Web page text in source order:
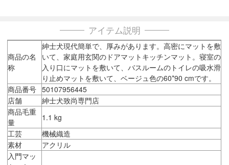
アイテム説明
商品の名
称
紳士犬現代簡単で、厚みがあります。高密にマットを敷
いて、家庭用玄関のドアマットキッチンマット。寝室の
入り口にマットを敷いて、バスルームのトイレの吸水滑
り止めマットを敷いて、ベージュ色の60*90 cmです。
商品番号 50107956445
店舗
紳士犬致尚専門店
商品毛重
量
1.1 kg
工芸
機械織造
素材
アクリル
入門マッ